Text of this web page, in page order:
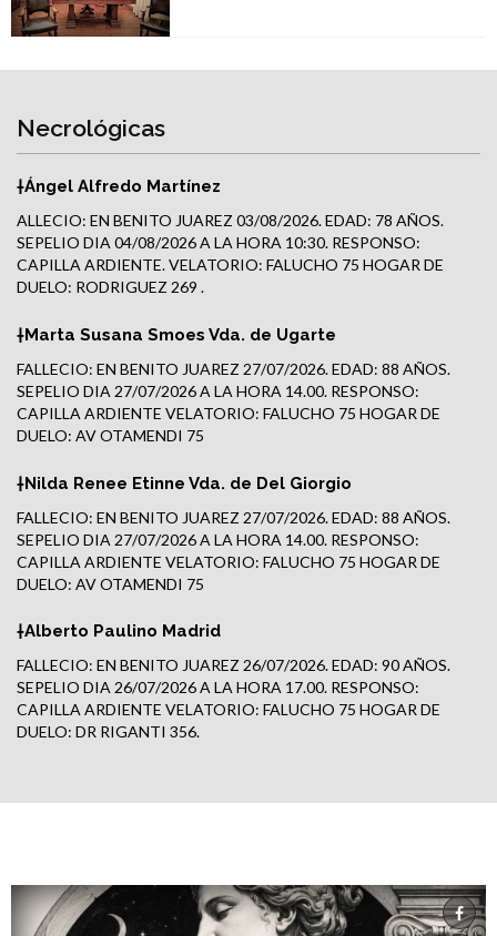
Necrológicas
†Ángel Alfredo Martínez
ALLECIO: EN BENITO JUAREZ 03/08/2026. EDAD: 78 AÑOS.
SEPELIO DIA 04/08/2026 A LA HORA 10:30. RESPONSO:
CAPILLA ARDIENTE. VELATORIO: FALUCHO 75 HOGAR DE
DUELO: RODRIGUEZ 269 .
†Marta Susana Smoes Vda. de Ugarte
FALLECIO: EN BENITO JUAREZ 27/07/2026. EDAD: 88 AÑOS.
SEPELIO DIA 27/07/2026 A LA HORA 14.00. RESPONSO:
CAPILLA ARDIENTE VELATORIO: FALUCHO 75 HOGAR DE
DUELO: AV OTAMENDI 75
†Nilda Renee Etinne Vda. de Del Giorgio
FALLECIO: EN BENITO JUAREZ 27/07/2026. EDAD: 88 AÑOS.
SEPELIO DIA 27/07/2026 A LA HORA 14.00. RESPONSO:
CAPILLA ARDIENTE VELATORIO: FALUCHO 75 HOGAR DE
DUELO: AV OTAMENDI 75
†Alberto Paulino Madrid
FALLECIO: EN BENITO JUAREZ 26/07/2026. EDAD: 90 AÑOS.
SEPELIO DIA 26/07/2026 A LA HORA 17.00. RESPONSO:
CAPILLA ARDIENTE VELATORIO: FALUCHO 75 HOGAR DE
DUELO: DR RIGANTI 356.